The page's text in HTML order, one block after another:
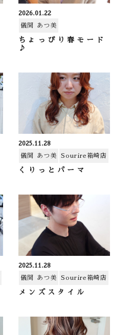
2026.01.22
儀間 あつ美
ちょっぴり春モード
♪
2025.11.28
儀間 あつ美
Sourire箱崎店
くりっとパーマ
2025.11.28
儀間 あつ美
Sourire箱崎店
メンズスタイル